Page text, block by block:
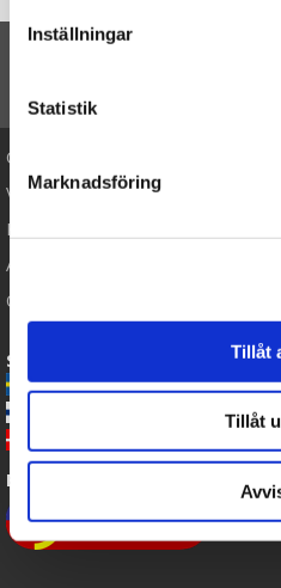
Inställningar
Statistik
Marknadsföring
Tillåt
Tillåt
Cookies
Varemærker
Købsvilkår
Artikler
Om os
Sende Bamser til:
-Nalleriet.se
-GetaTeddy.dk
Bamser leveres med Post